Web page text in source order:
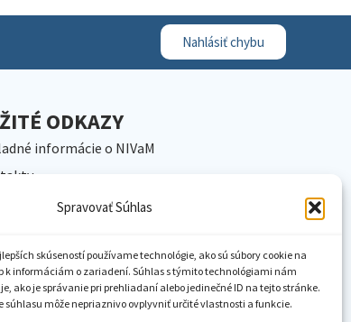
Spravovať Súhlas
skúseností používame technológie, ako sú súbory cookie na
k informáciám o zariadení. Súhlas s týmito technológiami nám
ako je správanie pri prehliadaní alebo jedinečné ID na tejto stránke.
súhlasu môže nepriaznivo ovplyvniť určité vlastnosti a funkcie.
Nahlásiť chybu
ODKAZY
informácie o NIVaM
NIVaM
inštitúcie